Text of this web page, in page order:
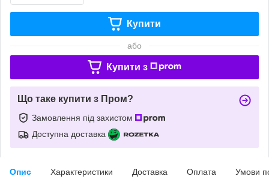
Купити
або
Купити з
Що таке купити з Пром?
Замовлення під захистом
Доступна доставка
Опис Характеристики Доставка Оплата Умови